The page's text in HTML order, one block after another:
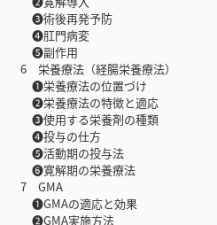
❸術後再発予防
❹肛門病変
❺副作用
6 栄養療法（経腸栄養療法）
❶栄養療法の位置づけ
❷栄養療法の特徴と適応
❸使用する栄養剤の種類
❹投与の仕方
❺活動期の投与法
❻寛解期の栄養療法
7 GMA
❶GMAの適応と効果
❷GMA実施方法